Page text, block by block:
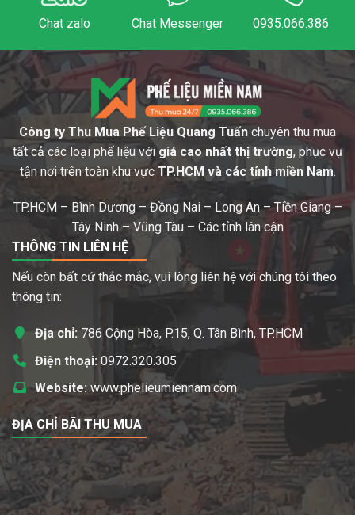
Chat zalo Chat Messenger 0935.066.386
Công ty Thu Mua Phế Liệu Quang Tuấn chuyên thu mua
tất cả các loại phế liệu vớigiá cao nhất thị trường, phục vụ
tận nơi trên toàn khu vực TP.HCM và các tỉnh miền Nam.
TP.HCM – Bình Dương – Đồng Nai – Long An – Tiền Giang –
Tây Ninh – Vũng Tàu – Các tỉnh lân cận
THÔNG TIN LIÊN HỆ
Nếu còn bất cứ thắc mắc, vui lòng liên hệ với chúng tôi theo
thông tin:
Địa chỉ: 786 Cộng Hòa, P.15, Q. Tân Bình, TP.HCM
Điện thoại: 0972.320.305
Website: www.phelieumiennam.com
ĐỊA CHỈ BÃI THU MUA